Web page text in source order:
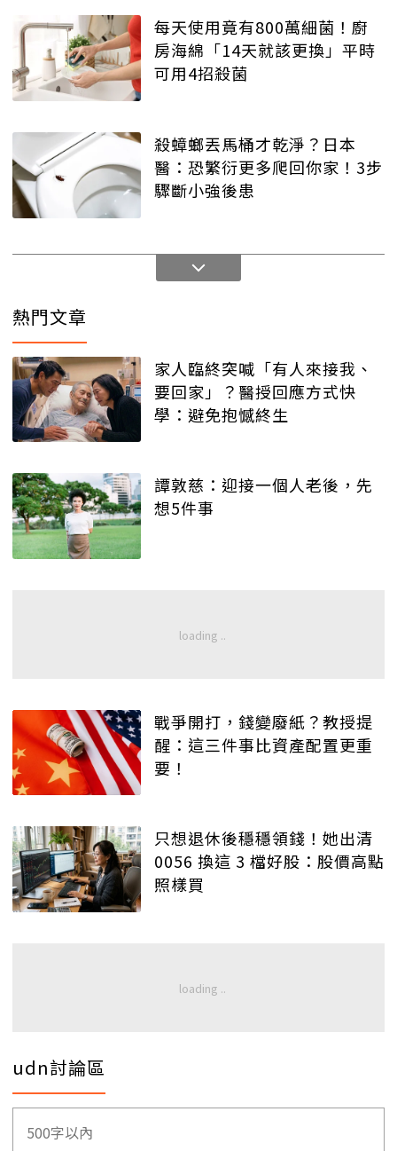
每天使用竟有800萬細菌！廚
房海綿「14天就該更換」平時
可用4招殺菌
殺蟑螂丟馬桶才乾淨？日本
醫：恐繁衍更多爬回你家！3步
驟斷小強後患
熱門文章
家人臨終突喊「有人來接我、
要回家」？醫授回應方式快
學：避免抱憾終生
譚敦慈：迎接一個人老後，先
想5件事
戰爭開打，錢變廢紙？教授提
醒：這三件事比資產配置更重
要！
只想退休後穩穩領錢！她出清
0056 換這 3 檔好股：股價高點
照樣買
udn討論區